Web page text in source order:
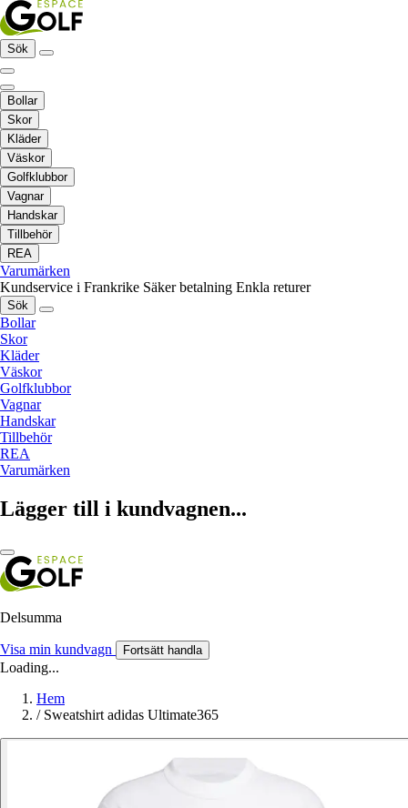
Sök
Bollar
Skor
Kläder
Väskor
Golfklubbor
Vagnar
Handskar
Tillbehör
REA
Varumärken
Kundservice i Frankrike Säker betalning Enkla returer
Sök
Bollar
Skor
Kläder
Väskor
Golfklubbor
Vagnar
Handskar
Tillbehör
REA
Varumärken
Lägger till i kundvagnen...
Delsumma
Visa min kundvagn Fortsätt handla
Loading...
Hem
/ Sweatshirt adidas Ultimate365